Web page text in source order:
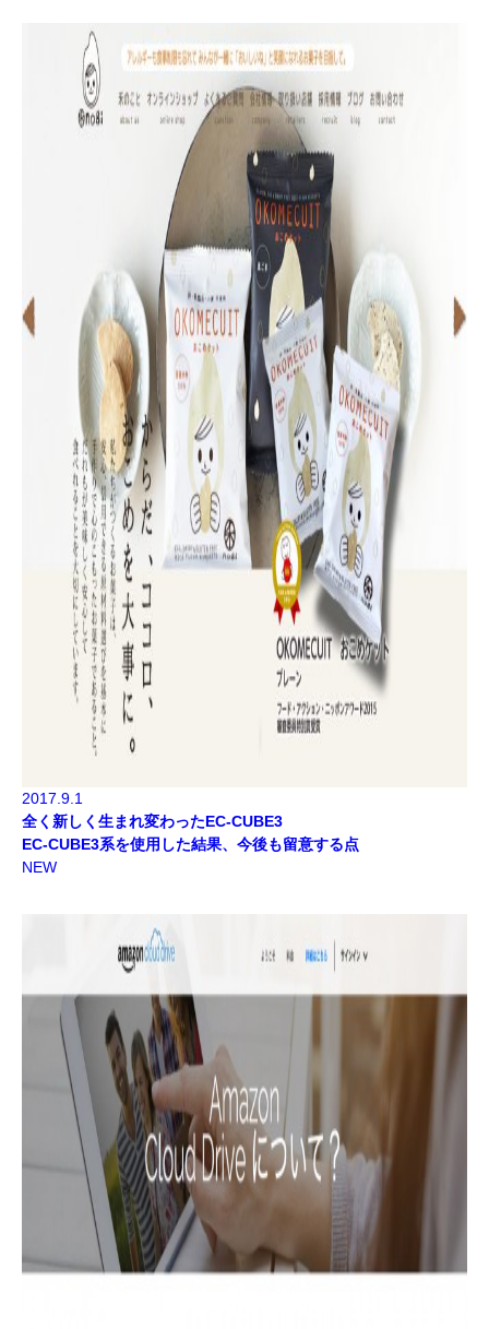
2017.9.1
全く新しく生まれ変わったEC-CUBE3
EC-CUBE3系を使用した結果、今後も留意する点
NEW